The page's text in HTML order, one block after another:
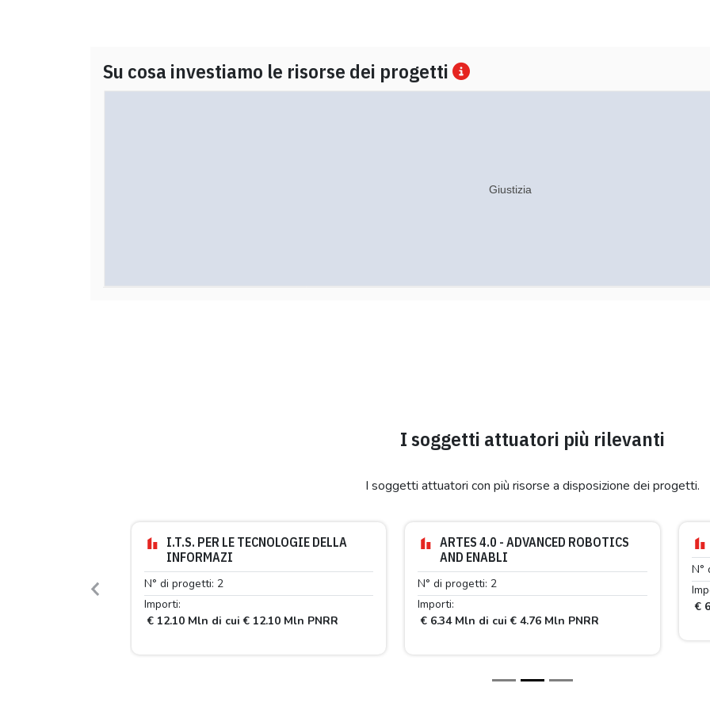
Su cosa investiamo le risorse dei progetti
Giustizia
I soggetti attuatori più rilevanti
I soggetti attuatori con più risorse a disposizione dei progetti.
I.T.S. PER LE TECNOLOGIE DELLA
INFORMAZI
N° di progetti: 2
Importi:
€ 12.10 Mln di cui € 12.10 Mln PNRR
ARTES 4.0 - ADVANCED ROBOTICS
AND ENABLI
N° di progetti: 2
Importi:
€ 6.34 Mln di cui € 4.76 Mln PNRR
N°
€
Previous